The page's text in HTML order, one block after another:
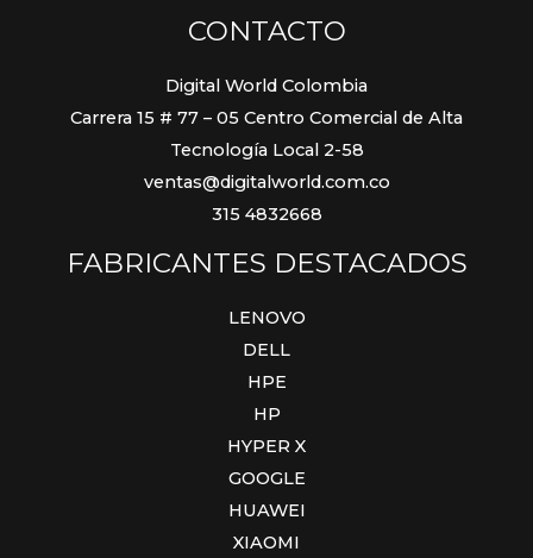
CONTACTO
Digital World Colombia
Carrera 15 # 77 – 05 Centro Comercial de Alta
Tecnología Local 2-58
ventas@digitalworld.com.co
315 4832668
FABRICANTES DESTACADOS
LENOVO
DELL
HPE
HP
HYPER X
GOOGLE
HUAWEI
XIAOMI